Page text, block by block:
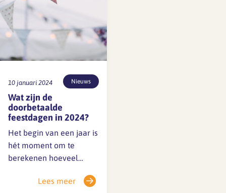
het delen van proces en
tools. Door jullie…
10 januari 2024 Nieuws
Wat zijn de
doorbetaalde
feestdagen in 2024?
Het begin van een jaar is
hét moment om te
berekenen hoeveel
werknemer heeft.
Lees meer